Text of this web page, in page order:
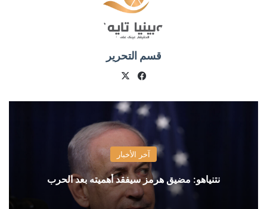
قسم التحرير
فيسبوك
آخر الأخبار
نتنياهو: مضيق هرمز سيفقد أهميته بعد الحرب